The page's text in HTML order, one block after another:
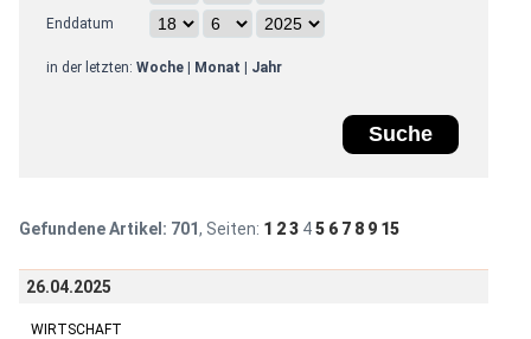
Enddatum
in der letzten: Woche| Monat Jahr
Gefundene Artikel: 701, Seiten: 1 2 3 4 5 6 7 8 9 15
26.04.2025
WIRTSCHAFT